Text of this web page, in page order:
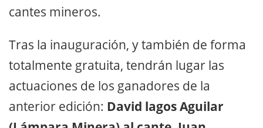
cantes mineros.
Tras la inauguración, y también de forma
totalmente gratuita, tendrán lugar las
actuaciones de los ganadores de la
anterior edición: David lagos Aguilar